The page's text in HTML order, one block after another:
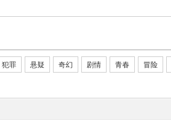
犯罪 悬疑 奇幻 剧情 青春 冒险